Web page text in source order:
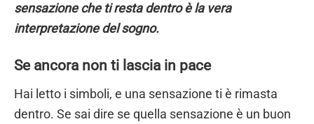
sensazione che ti resta dentro è la vera
interpretazione del sogno.
Se ancora non ti lascia in pace
Hai letto i simboli, e una sensazione ti è rimasta
dentro. Se sai dire se quella sensazione è un buon